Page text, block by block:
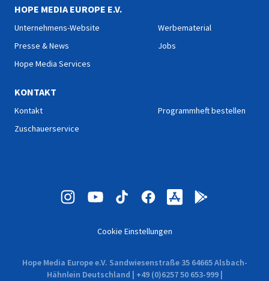
HOPE MEDIA EUROPE E.V.
Unternehmens-Website
Presse & News
Hope Media Services
Werbematerial
Jobs
KONTAKT
Kontakt
Zuschauerservice
Programmheft bestellen
Cookie Einstellungen
Hope Media Europe e.V. Sandwiesenstraße 35 64665 Alsbach-
Hähnlein Deutschland | +49 (0)6257 50 653-999 |